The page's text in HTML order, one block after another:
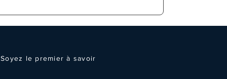
Soyez le premier à savoir